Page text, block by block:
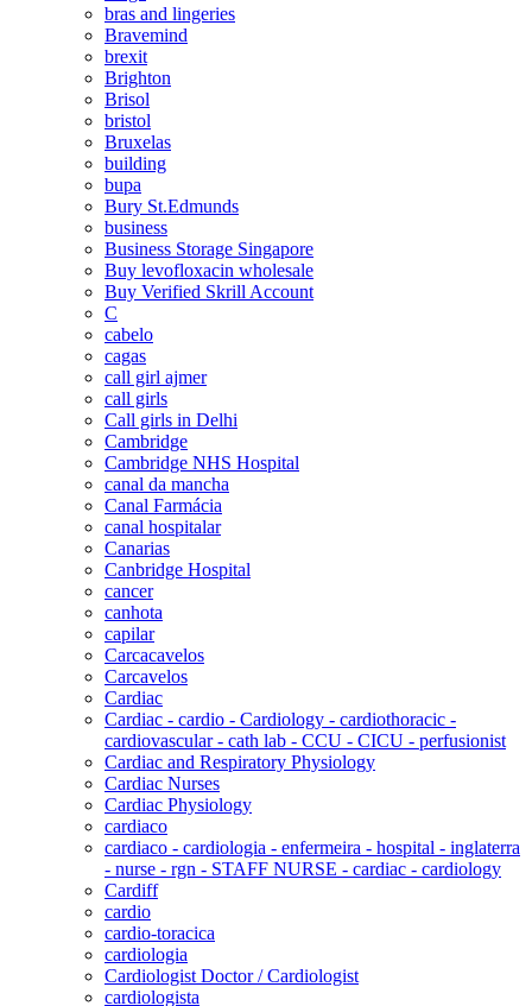
bras and lingeries
Bravemind
brexit
Brighton
Brisol
bristol
Bruxelas
building
bupa
Bury St.Edmunds
business
Business Storage Singapore
Buy levofloxacin wholesale
Buy Verified Skrill Account
C
cabelo
cagas
call girl ajmer
call girls
Call girls in Delhi
Cambridge
Cambridge NHS Hospital
canal da mancha
Canal Farmácia
canal hospitalar
Canarias
Canbridge Hospital
cancer
canhota
capilar
Carcacavelos
Carcavelos
Cardiac
Cardiac - cardio - Cardiology - cardiothoracic -
cardiovascular - cath lab - CCU - CICU - perfusionist
Cardiac and Respiratory Physiology
Cardiac Nurses
Cardiac Physiology
cardiaco
cardiaco - cardiologia - enfermeira - hospital - inglaterra
- nurse - rgn - STAFF NURSE - cardiac - cardiology
Cardiff
cardio
cardio-toracica
cardiologia
Cardiologist Doctor / Cardiologist
cardiologista